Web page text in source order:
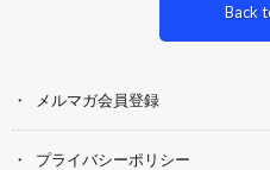
Back
メルマガ会員登録
プライバシーポリシー